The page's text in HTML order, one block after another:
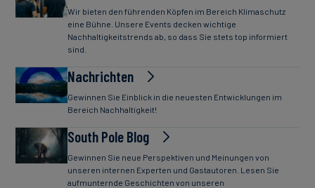
Wir bieten den führenden Köpfen im Bereich Klimaschutz
eine Bühne. Unsere Events decken wichtige
Nachhaltigkeitstrends ab, so dass Sie stets top informiert
sind.
Nachrichten
Gewinnen Sie Einblick in die neuesten Entwicklungen im
Bereich Nachhaltigkeit!
South Pole Blog
Gewinnen Sie neue Perspektiven und Meinungen von
unseren internen Experten und Gastautoren. Lesen Sie
aufmunternde Geschichten von unseren